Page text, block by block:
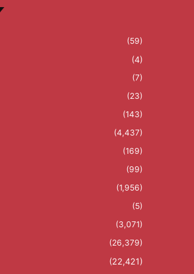
(59)
(4)
(7)
(23)
(143)
(4,437)
(169)
(99)
(1,956)
(5)
(3,071)
(26,379)
(22,421)